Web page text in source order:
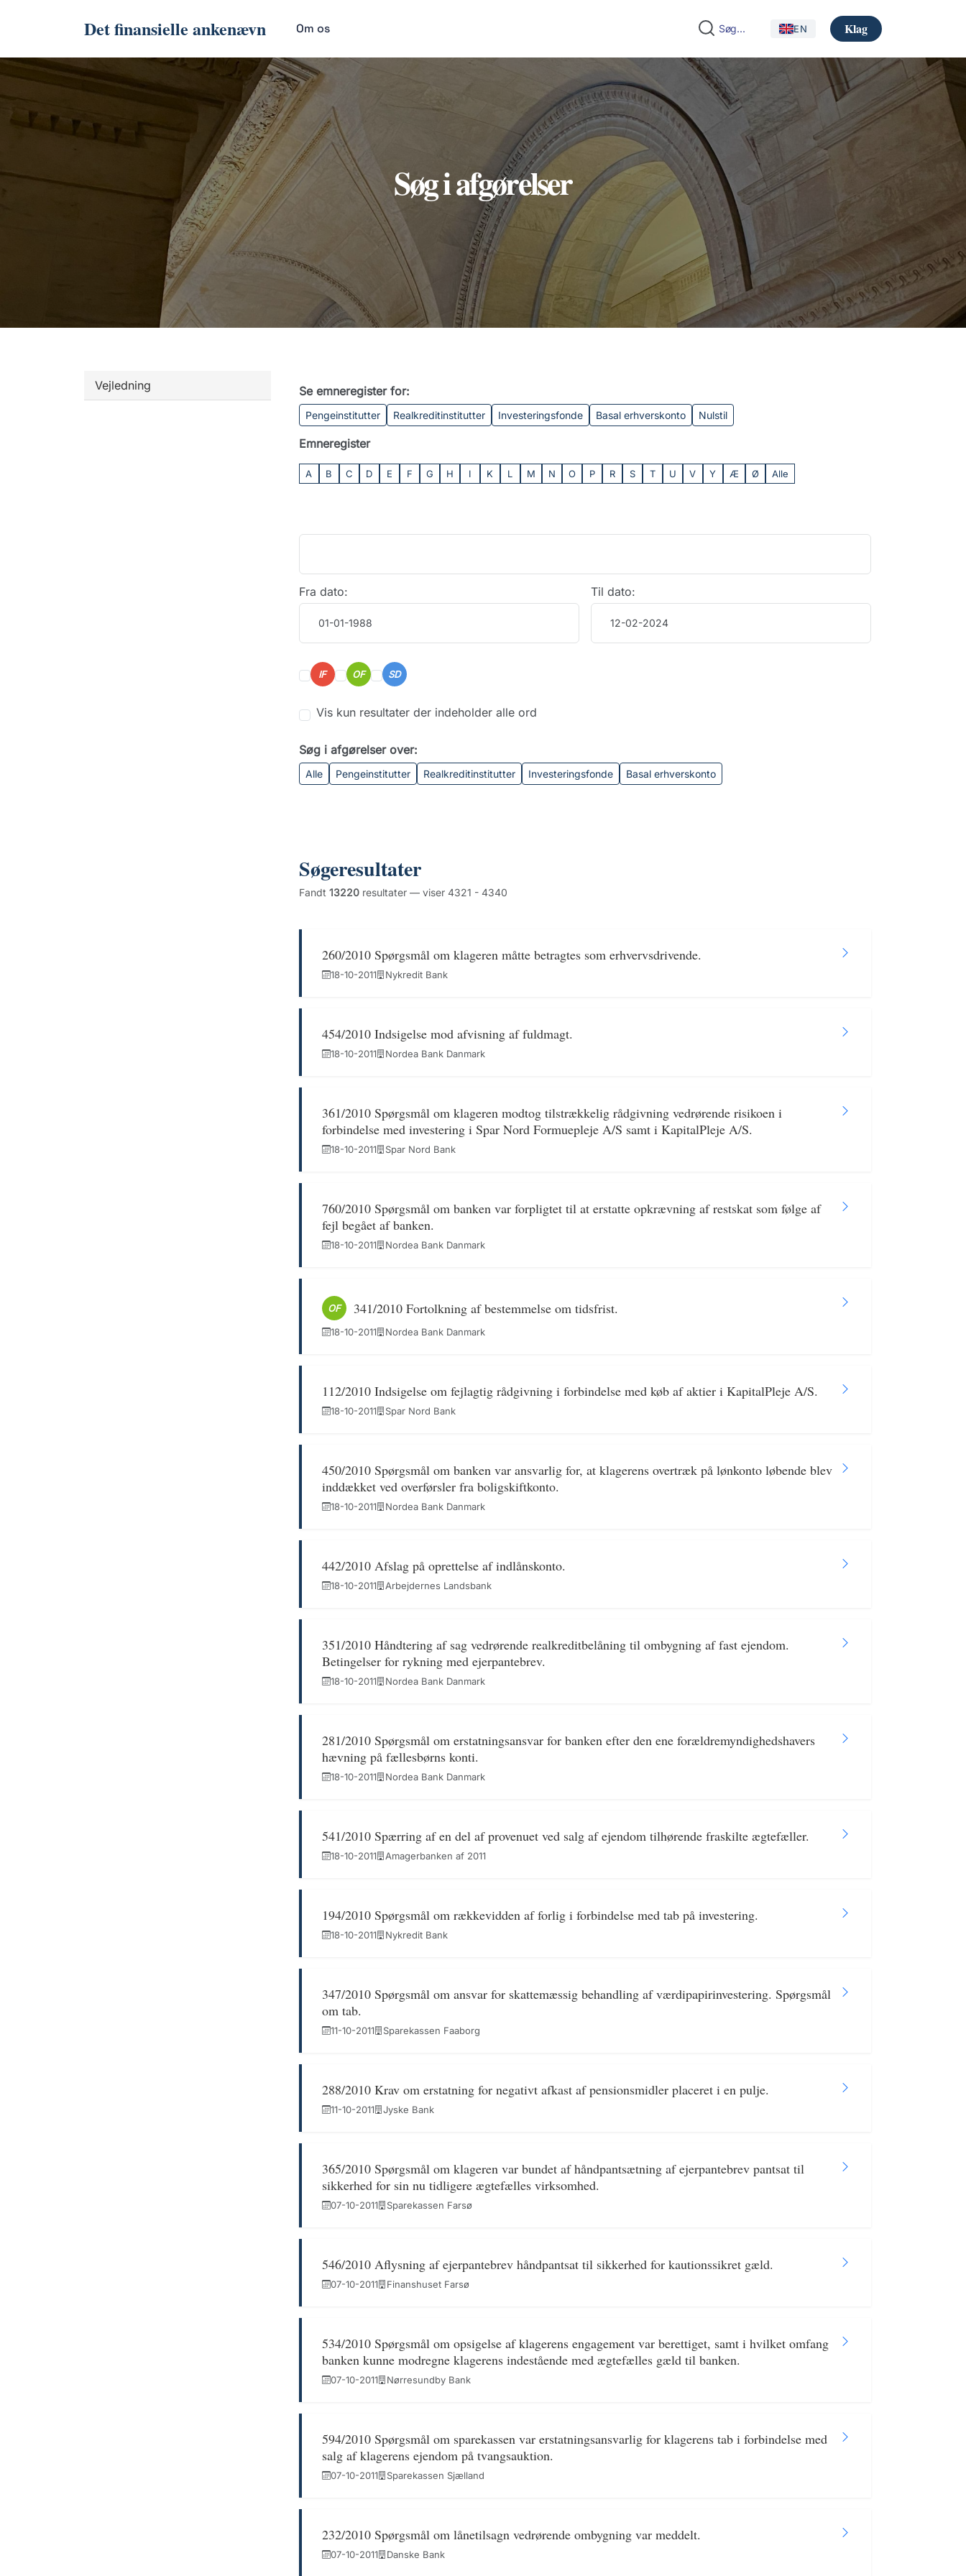
Det finansielle ankenævn Om os EN Klag
Søg i afgørelser
Vejledning Se emneregister for:
Pengeinstitutter Realkreditinstitutter Investeringsfonde Basal erhverskonto Nulstil
Emneregister
A B C D E F G H I K L M N O P R S T U V Y Æ Ø Alle
Fra dato: Til dato:
IF OF SD
Vis kun resultater der indeholder alle ord
Søg i afgørelser over:
Alle Pengeinstitutter Realkreditinstitutter Investeringsfonde Basal erhverskonto
Søgeresultater
Fandt 13220resultater — viser 4321 - 4340
260/2010 Spørgsmål om klageren måtte betragtes som erhvervsdrivende.
18-10-2011 Nykredit Bank
454/2010 Indsigelse mod afvisning af fuldmagt.
18-10-2011 Nordea Bank Danmark
361/2010 Spørgsmål om klageren modtog tilstrækkelig rådgivning vedrørende risikoen i
forbindelse med investering i Spar Nord Formuepleje A/S samt i KapitalPleje A/S.
18-10-2011 Spar Nord Bank
760/2010 Spørgsmål om banken var forpligtet til at erstatte opkrævning af restskat som følge af
fejl begået af banken.
18-10-2011 Nordea Bank Danmark
OF 341/2010 Fortolkning af bestemmelse om tidsfrist.
18-10-2011 Nordea Bank Danmark
112/2010 Indsigelse om fejlagtig rådgivning i forbindelse med køb af aktier i KapitalPleje A/S.
18-10-2011 Spar Nord Bank
450/2010 Spørgsmål om banken var ansvarlig for, at klagerens overtræk på lønkonto løbende blev
inddækket ved overførsler fra boligskiftkonto.
18-10-2011 Nordea Bank Danmark
442/2010 Afslag på oprettelse af indlånskonto.
18-10-2011 Arbejdernes Landsbank
351/2010 Håndtering af sag vedrørende realkreditbelåning til ombygning af fast ejendom.
Betingelser for rykning med ejerpantebrev.
18-10-2011 Nordea Bank Danmark
281/2010 Spørgsmål om erstatningsansvar for banken efter den ene forældremyndighedshavers
hævning på fællesbørns konti.
18-10-2011 Nordea Bank Danmark
541/2010 Spærring af en del af provenuet ved salg af ejendom tilhørende fraskilte ægtefæller.
18-10-2011 Amagerbanken af 2011
194/2010 Spørgsmål om rækkevidden af forlig i forbindelse med tab på investering.
18-10-2011 Nykredit Bank
347/2010 Spørgsmål om ansvar for skattemæssig behandling af værdipapirinvestering. Spørgsmål
om tab.
11-10-2011 Sparekassen Faaborg
288/2010 Krav om erstatning for negativt afkast af pensionsmidler placeret i en pulje.
11-10-2011 Jyske Bank
365/2010 Spørgsmål om klageren var bundet af håndpantsætning af ejerpantebrev pantsat til
sikkerhed for sin nu tidligere ægtefælles virksomhed.
07-10-2011 Sparekassen Farsø
546/2010 Aflysning af ejerpantebrev håndpantsat til sikkerhed for kautionssikret gæld.
07-10-2011 Finanshuset Farsø
534/2010 Spørgsmål om opsigelse af klagerens engagement var berettiget, samt i hvilket omfang
banken kunne modregne klagerens indestående med ægtefælles gæld til banken.
07-10-2011 Nørresundby Bank
594/2010 Spørgsmål om sparekassen var erstatningsansvarlig for klagerens tab i forbindelse med
salg af klagerens ejendom på tvangsauktion.
07-10-2011 Sparekassen Sjælland
232/2010 Spørgsmål om lånetilsagn vedrørende ombygning var meddelt.
07-10-2011 Danske Bank